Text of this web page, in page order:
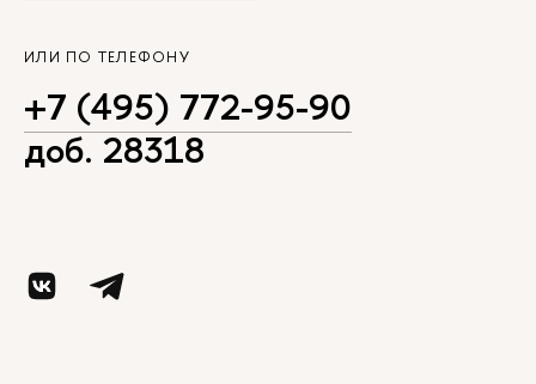
ИЛИ ПО ТЕЛЕФОНУ
+7 (495) 772-95-90
доб. 28318